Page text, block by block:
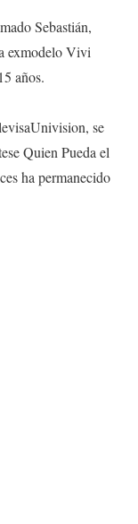
Sebastián,
exmodelo Vivi
años.
se
Quien Pueda el
ha permanecido